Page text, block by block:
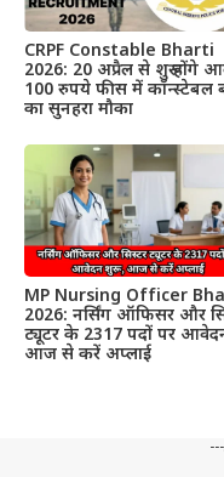
CRPF Constable Bharti
2026: 20 अप्रैल से शुरू होंगे
100 रुपये फीस में कॉन्स्टेबल
का सुनहरा मौका
MP Nursing Officer
2026: नर्सिंग ऑफिसर और
ट्यूटर के 2317 पदों पर
आज से करें अप्लाई